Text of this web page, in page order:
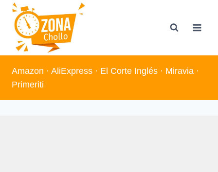
Saltar
contenido
Amazon · AliExpress · El Corte Inglés · Miravia ·
Primeriti